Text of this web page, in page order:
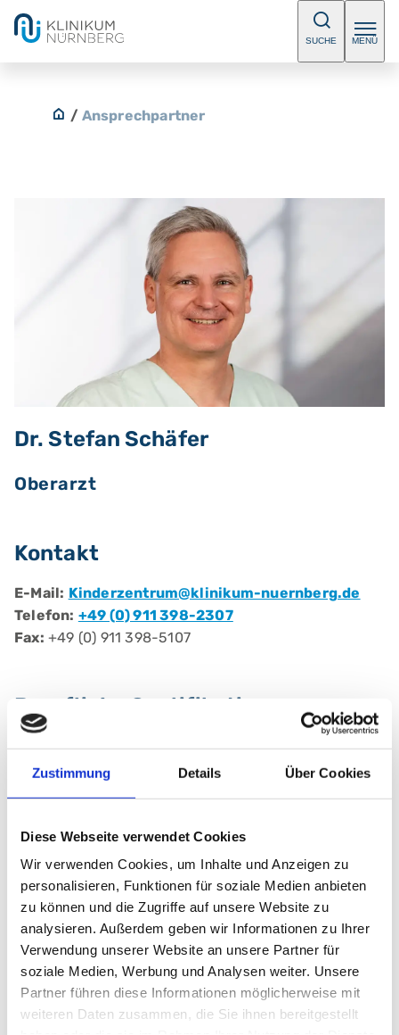
Zustimmung Details Über Cookies
Diese Webseite verwendet Cookies
Wir verwenden Cookies, um Inhalte und Anzeigen zu
personalisieren, Funktionen für soziale Medien anbieten
zu können und die Zugriffe auf unsere Website zu
analysieren. Außerdem geben wir Informationen zu Ihrer
Verwendung unserer Website an unsere Partner für
soziale Medien, Werbung und Analysen weiter. Unsere
Partner führen diese Informationen möglicherweise mit
weiteren Daten zusammen, die Sie ihnen bereitgestellt
SUCHE MENÜ
/ Ansprechpartner
Dr. Stefan Schäfer
Oberarzt
Kontakt
E-Mail: Kinderzentrum@klinikum-nuernberg.de
Telefon: +49 (0) 911 398-2307
Fax: +49 (0) 911 398-5107
Berufliche Qualifikationen
Fachärztin/ Facharzt für:Kinder- und
Jugendmedizin
Schwerpunktbezeichnungen:Neonatologie
Qualifikationen:ERC-Kursdirektor NLS- und
EPALS-Kurse, Hygienebeauftragter Arzt, Prüfarzt für
klinische Studien nach AMG und MPG
Klinik für Neugeborene, Kinder und Jugendliche
Klinikum Nürnberg, Campus Süd
Breslauer Str. 201